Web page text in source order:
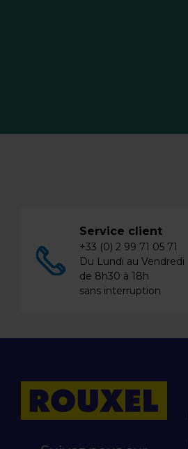
Service client
+33 (0) 2 99 71 05 71
Du Lundi au Vendredi
de 8h30 à 18h
sans interruption